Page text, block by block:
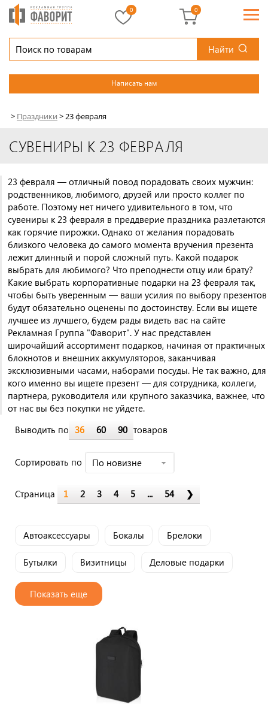
Найти
Написать нам
0 0
> Праздники >23 февраля
СУВЕНИРЫ К 23 ФЕВРАЛЯ
23 февраля — отличный повод порадовать своих мужчин:
родственников, любимого, друзей или просто коллег по
работе. Поэтому нет ничего удивительного в том, что
сувениры к 23 февраля в преддверие праздника разлетаются
как горячие пирожки. Однако от желания порадовать
близкого человека до самого момента вручения презента
лежит длинный и порой сложный путь. Какой подарок
выбрать для любимого? Что преподнести отцу или брату?
Какие выбрать корпоративные подарки на 23 февраля так,
чтобы быть уверенным — ваши усилия по выбору презентов
будут обязательно оценены по достоинству. Если вы ищете
лучшее из лучшего, будем рады видеть вас на сайте
Рекламная Группа "Фаворит". У нас представлен
широчайший ассортимент подарков, начиная от практичных
блокнотов и внешних аккумуляторов, заканчивая
эксклюзивными часами, наборами посуды. Не так важно, для
кого именно вы ищете презент — для сотрудника, коллеги,
партнера, руководителя или крупного заказчика, важнее, что
от нас вы без покупки не уйдете.
Выводить по 36 60 90 товаров
Cортировать по По новизне
Страница 1 2 3 4 5 ... 54 ❯
Автоаксессуары Бокалы Брелоки
Бутылки Визитницы Деловые подарки
Инструменты
Наборы для бани Наушники
Подарки начальнику Рюкзаки для ноутбука
Спортивные аксессуары
Показать еще